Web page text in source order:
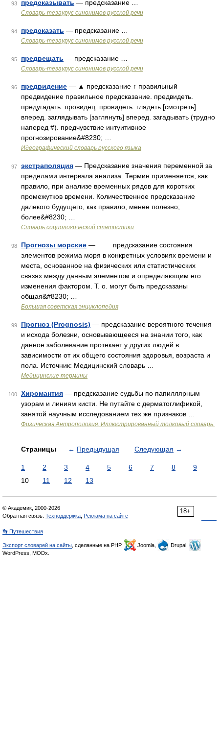
93 предсказывать — предсказание …
Словарь-тезаурус синонимов русской речи
94 предсказать — предсказание …
Словарь-тезаурус синонимов русской речи
95 предвещать — предсказание …
Словарь-тезаурус синонимов русской речи
96 предвидение — ▲ предсказание ↑ правильный
предвидение правильное предсказание. предвидеть.
предугадать. провидец. провидеть. глядеть [смотреть]
вперед. заглядывать [заглянуть] вперед. загадывать (трудно
наперед #). предчувствие интуитивное
прогнозирование&#8230; …
Идеографический словарь русского языка
97 экстраполяция — Предсказание значения переменной за
пределами интервала анализа. Термин применяется, как
правило, при анализе временных рядов для коротких
промежутков времени. Количественное предсказание
далекого будущего, как правило, менее полезно;
более&#8230; …
Словарь социологической статистики
98 Прогнозы морские — предсказание состояния
элементов режима моря в конкретных условиях времени и
места, основанное на физических или статистических
связях между данным элементом и определяющим его
изменения фактором. Т. о. могут быть предсказаны
общая&#8230; …
Большая советская энциклопедия
99 Прогноз (Prognosis) — предсказание вероятного течения
и исхода болезни, основывающееся на знании того, как
данное заболевание протекает у других людей в
зависимости от их общего состояния здоровья, возраста и
пола. Источник: Медицинский словарь …
Медицинские термины
100 Хиромантия — предсказание судьбы по папиллярным
узорам и линиям кисти. Не путайте с дерматоглификой,
занятой научным исследованием тех же признаков …
Физическая Антропология. Иллюстрированный толковый словарь.
Страницы ← Предыдущая Следующая →
1 2 3 4 5 6 7 8
9
10
11 12 13
18+
© Академик, 2000-2026
Обратная связь: Техподдержка Реклама на сайте
👣 Путешествия
Экспорт словарей на сайты , сделанные на PHP, Joomla,
Drupal,
WordPress, MODx.